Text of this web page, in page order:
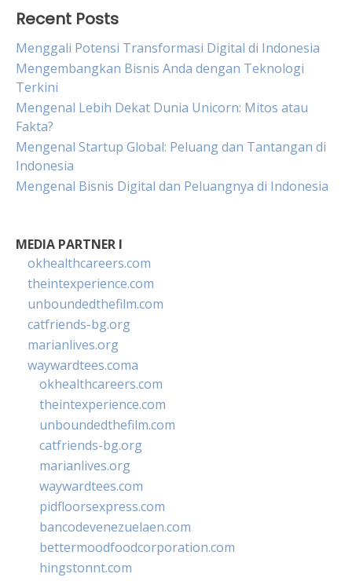
Recent Posts
Menggali Potensi Transformasi Digital di Indonesia
Mengembangkan Bisnis Anda dengan Teknologi
Terkini
Mengenal Lebih Dekat Dunia Unicorn: Mitos atau
Fakta?
Mengenal Startup Global: Peluang dan Tantangan di
Indonesia
Mengenal Bisnis Digital dan Peluangnya di Indonesia
MEDIA PARTNER I
okhealthcareers.com
theintexperience.com
unboundedthefilm.com
catfriends-bg.org
marianlives.org
waywardtees.coma
okhealthcareers.com
theintexperience.com
unboundedthefilm.com
catfriends-bg.org
marianlives.org
waywardtees.com
pidfloorsexpress.com
bancodevenezuelaen.com
bettermoodfoodcorporation.com
hingstonnt.com